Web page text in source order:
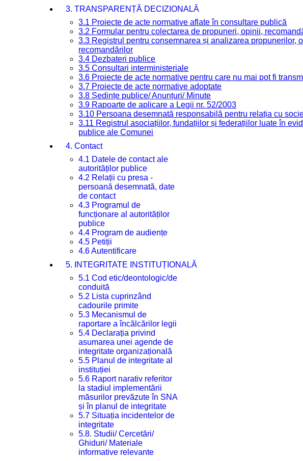
3. TRANSPARENȚĂ DECIZIONALĂ
3.1 Proiecte de acte normative aflate în consultare publică
3.2 Formular pentru colectarea de propuneri, opinii,
3.3 Registrul pentru consemnarea și analizarea propunerilor,
recomandărilor
3.4 Dezbateri publice
3.5 Consultari interministeriale
3.6 Proiecte de acte normative pentru care nu mai pot fi
3.7 Proiecte de acte normative adoptate
3.8 Ședințe publice/ Anunțuri/ Minute
3.9 Rapoarte de aplicare a Legii nr. 52/2003
3.10 Persoana desemnată responsabilă pentru relația cu
3.11 Registrul asociațiilor, fundațiilor și federațiilor luate în
publice ale Comunei
4. Contact
4.1 Datele de contact ale
autorităților publice
4.2 Relații cu presa -
persoană desemnată, date
de contact
4.3 Programul de
funcționare al autorităților
publice
4.4 Program de audiențe
4.5 Petiții
4.6 Autentificare
5. INTEGRITATE INSTITUȚIONALĂ
5.1 Cod etic/deontologic/de
conduită
5.2 Lista cuprinzând
cadourile primite
5.3 Mecanismul de
raportare a încălcărilor legii
5.4 Declarația privind
asumarea unei agende de
integritate organizațională
5.5 Planul de integritate al
instituției
5.6 Raport narativ referitor
la stadiul implementării
măsurilor prevăzute în SNA
și în planul de integritate
5.7 Situația incidentelor de
integritate
5.8. Studii/ Cercetări/
Ghiduri/ Materiale
informative relevante